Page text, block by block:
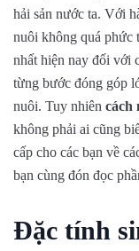
hải sản nước ta. Với
nuôi không quá phức
nhất hiện nay đối với
từng bước đóng góp
nuôi. Tuy nhiên cách
không phải ai cũng
cấp cho các bạn về
bạn cùng đón đọc
Đặc tính